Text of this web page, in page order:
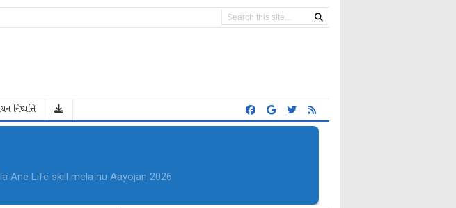
નિષ્પત્તિ
Life skill mela nu Aayojan 2026